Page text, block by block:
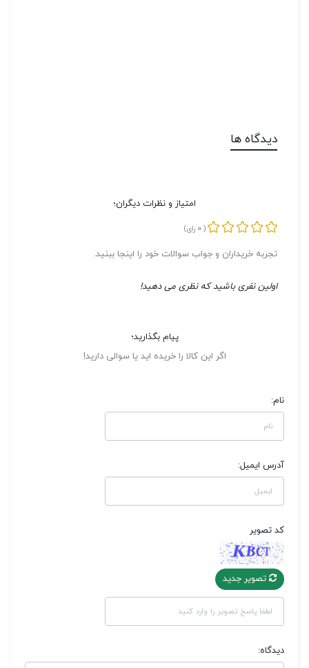
دیدگاه ها
امتیاز و نظرات دیگران؛
(
0 رای)
تجربه خریداران و جواب سوالات خود را اینجا ببنید.
اولین نفری باشید که نظری می دهید!
پیام بگذارید؛
اگر این کالا را خریده اید یا سوالی دارید!
نام:
آدرس ایمیل:
کد تصویر
تصویر جدید
دیدگاه: